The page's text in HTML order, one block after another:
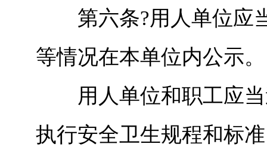
第六条?用人单位应当
等情况在本单位内公示。
用人单位和职工应当
执行安全卫生规程和标